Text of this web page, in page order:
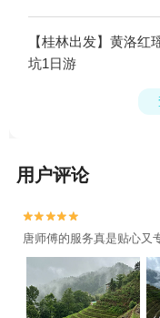
【桂林出发】黄洛红
坑1日游
用户评论


唐师傅的服务真是贴心又